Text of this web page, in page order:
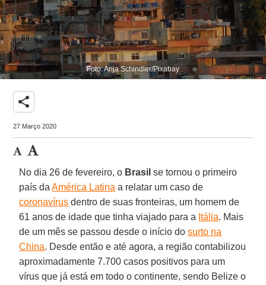
Foto: Anja Schindler/Pixabay
share
27 Março 2020
No dia 26 de fevereiro, o Brasil se tornou o primeiro
país daAmérica Latina a relatar um caso de
coronavírus dentro de suas fronteiras, um homem de
61 anos de idade que tinha viajado para a Itália. Mais
de um mês se passou desde o início dosurto na
China. Desde então e até agora, a região contabilizou
aproximadamente 7.700 casos positivos para um
vírus que já está em todo o continente, sendo Belize o